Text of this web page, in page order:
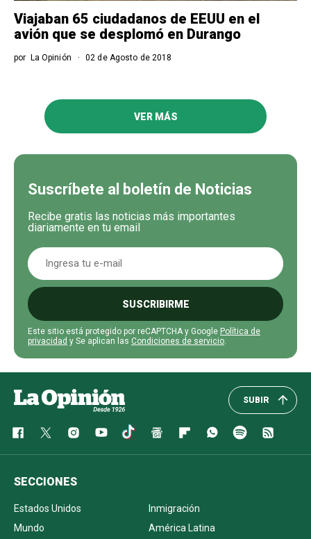
Viajaban 65 ciudadanos de EEUU en el
avión que se desplomó en Durango
por La Opinión 02 de Agosto de 2018
VER MÁS
Suscríbete al boletín de Noticias
Recibe gratis las noticias más importantes
diariamente en tu email
SUSCRIBIRME
Este sitio está protegido por reCAPTCHA y Google Política de
privacidad y Se aplican las Condiciones de servicio.
SUBIR
SECCIONES
Estados Unidos
Inmigración
Mundo
América Latina